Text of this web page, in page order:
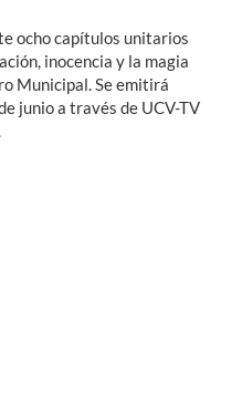
ocho capítulos unitarios
inocencia y la magia
Municipal. Se emitirá
junio a través de UCV-TV